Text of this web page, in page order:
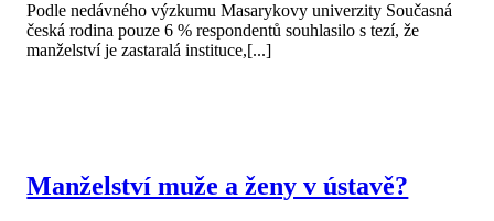
Podle nedávného výzkumu Masarykovy univerzity Současná
česká rodina pouze 6 % respondentů souhlasilo s tezí, že
manželství je zastaralá instituce,[...]
Manželství muže a ženy v ústavě?